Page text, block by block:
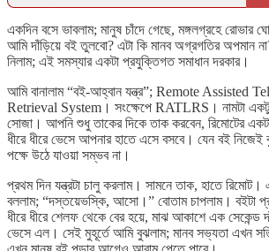
একদিন বসে ভাবলাম; মানুষ চাঁদে গেছে, মঙ্গলগ্রহে রোভার
আমি দাঁড়িয়ে বই তুলবো? এটা কি মানব অগ্রগতির অপমান
নিলাম; এই সমস্যার একটা প্রযুক্তিগত সমাধান দরকার।
আমি বানালাম “বই-আহ্বান যন্ত্র”; Remote Assisted
Retrieval System। সংক্ষেপে RATLRS। নামটা একটু
সোজা। আপনি শুধু তাকের দিকে তাক করবেন, রিমোটের
ধীরে ধীরে ভেসে আপনার হাতে এসে বসবে। যেন বই নিজেই
পক্ষে উঠে যাওয়া সম্ভব না।
প্রথম দিন যন্ত্রটা চালু করলাম। সামনে তাক, হাতে রিমোট।
বললাম; “দস্তয়েভস্কি, আসো।” বোতাম চাপলাম। বইটা
ধীরে ধীরে শেলফ থেকে বের হয়ে, মাঝ আকাশে এক সেকেন্ড
ভেসে এল। সেই মুহূর্তে আমি বুঝলাম; মানব সভ্যতা এখন